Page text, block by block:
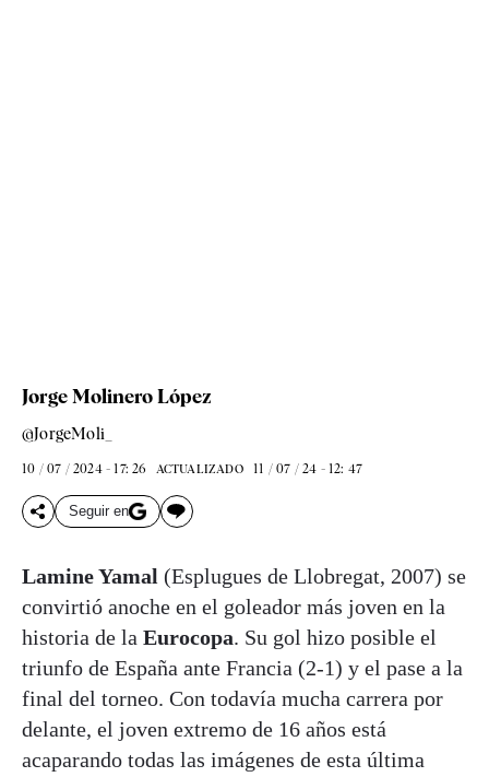
Jorge Molinero López
@JorgeMoli_
10 / 07 / 2024 - 17: 26 ACTUALIZADO 11 / 07 / 24 - 12: 47
Seguir en
Lamine Yamal (Esplugues de Llobregat, 2007) se
convirtió anoche en el goleador más joven en la
historia de la Eurocopa. Su gol hizo posible el
triunfo de España ante Francia (2-1) y el pase a la
final del torneo. Con todavía mucha carrera por
delante, el joven extremo de 16 años está
acaparando todas las imágenes de esta última